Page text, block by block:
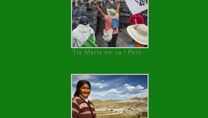
Tía María no va ! Perú